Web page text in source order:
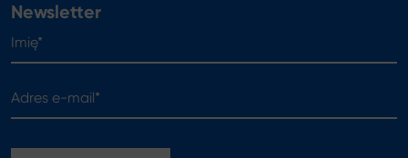
Newsletter
Adres e-mail*